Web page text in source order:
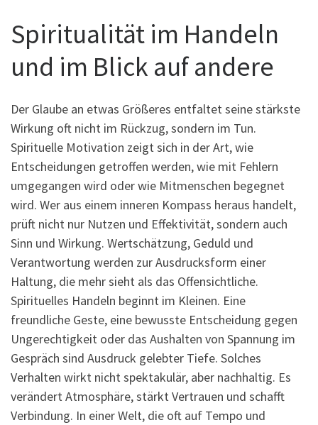
Spiritualität im Handeln
und im Blick auf andere
Der Glaube an etwas Größeres entfaltet seine stärkste
Wirkung oft nicht im Rückzug, sondern im Tun.
Spirituelle Motivation zeigt sich in der Art, wie
Entscheidungen getroffen werden, wie mit Fehlern
umgegangen wird oder wie Mitmenschen begegnet
wird. Wer aus einem inneren Kompass heraus handelt,
prüft nicht nur Nutzen und Effektivität, sondern auch
Sinn und Wirkung. Wertschätzung, Geduld und
Verantwortung werden zur Ausdrucksform einer
Haltung, die mehr sieht als das Offensichtliche.
Spirituelles Handeln beginnt im Kleinen. Eine
freundliche Geste, eine bewusste Entscheidung gegen
Ungerechtigkeit oder das Aushalten von Spannung im
Gespräch sind Ausdruck gelebter Tiefe. Solches
Verhalten wirkt nicht spektakulär, aber nachhaltig. Es
verändert Atmosphäre, stärkt Vertrauen und schafft
Verbindung. In einer Welt, die oft auf Tempo und